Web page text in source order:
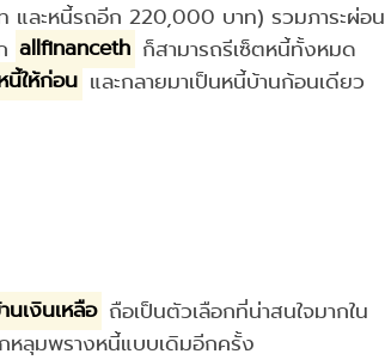
ละหนี้รถอีก 220,000 บาท) รวมภาระผ่อน
allfinanceth ก็สามารถรีเซ็ตหนี้ทั้งหมด
ให้ก่อน และกลายมาเป็นหนี้บ้านก้อนเดียว
นเงินเหลือ ถือเป็นตัวเลือกที่น่าสนใจมากใน
หลุมพรางหนี้แบบเดิมอีกครั้ง